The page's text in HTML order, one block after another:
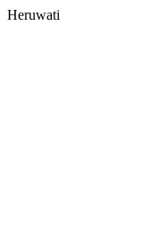
Heruwati